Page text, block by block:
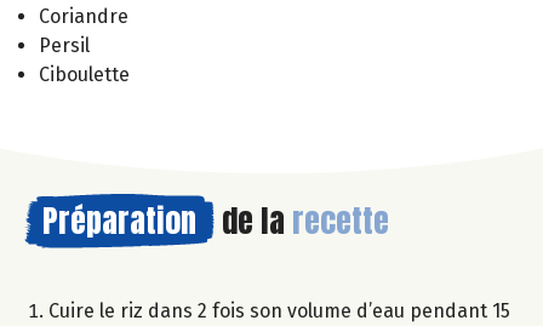
Coriandre
Persil
Ciboulette
Préparation de la recette
Cuire le riz dans 2 fois son volume d’eau pendant 15